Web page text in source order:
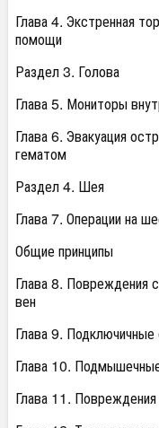
Глава 4. Экстренная
помощи
Раздел 3. Голова
Глава 5. Мониторы
Глава 6. Эвакуация
гематом
Раздел 4. Шея
Глава 7. Операции на
Общие принципы
Глава 8. Повреждения
вен
Глава 9.
Глава 10.
Глава 11. Повреждения